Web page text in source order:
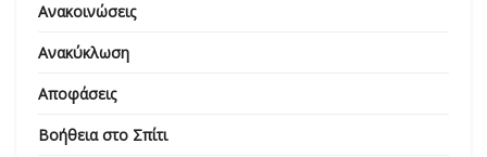
Ανακοινώσεις
Ανακύκλωση
Αποφάσεις
Βοήθεια στο Σπίτι